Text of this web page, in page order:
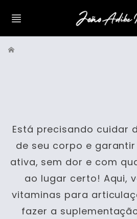
Está precisando cuidar
de seu corpo e
ativa, sem dor e com
ao lugar certo! Aqui,
vitaminas para
fazer a